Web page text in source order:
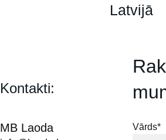
Vārds*
MB Laoda
Kontakti:
Latvijā